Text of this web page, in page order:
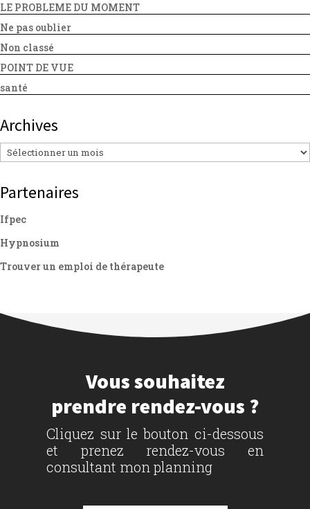
LE PROBLEME DU MOMENT
Ne pas oublier
Non classé
POINT DE VUE
santé
Archives
Archives
Partenaires
Ifpec
Hypnosium
Trouver un emploi de thérapeute
Vous souhaitez
prendre rendez-vous ?
Cliquez sur le bouton ci-dessous
et prenez rendez-vous en
consultant mon planning